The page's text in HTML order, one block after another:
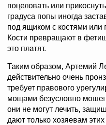
поцеловать или
градуса попы иногда
под ящиком с костями или
Кости превращают в
это платят.
Таким образом, Артемий
действительно очень
требует правового
мощами безусловно
они не могут лечить,
дают только хозяевам